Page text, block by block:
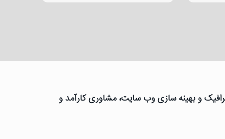
و بهینه سازی وب سایت، مشاوری کارآمد و